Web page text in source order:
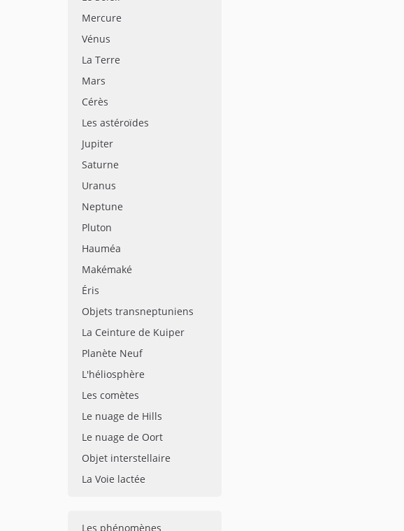
Mercure
Vénus
La Terre
Mars
Cérès
Les astéroïdes
Jupiter
Saturne
Uranus
Neptune
Pluton
Hauméa
Makémaké
Éris
Objets transneptuniens
La Ceinture de Kuiper
Planète Neuf
L'héliosphère
Les comètes
Le nuage de Hills
Le nuage de Oort
Objet interstellaire
La Voie lactée
Les phénomènes